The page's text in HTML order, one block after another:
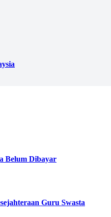
Belum Dibayar
Guru Swasta